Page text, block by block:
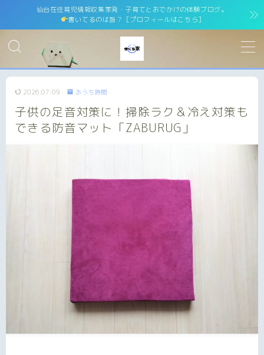
仙台在住育児情報収集家発・子育てとおでかけの体験ブログ。
書いてるのは誰？［プロフィールはこちら］
MENU
運営者情報 運営者紹介
プライバシーポリシー Privacy Policy
お問い合わせ
2026.07.09 おうち時間
子供の足音対策に！掃除ラク＆冷え対策も
できる防音マット「ZABURUG」